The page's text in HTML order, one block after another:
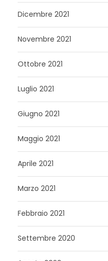
Dicembre 2021
Novembre 2021
Ottobre 2021
Luglio 2021
Giugno 2021
Maggio 2021
Aprile 2021
Marzo 2021
Febbraio 2021
Settembre 2020